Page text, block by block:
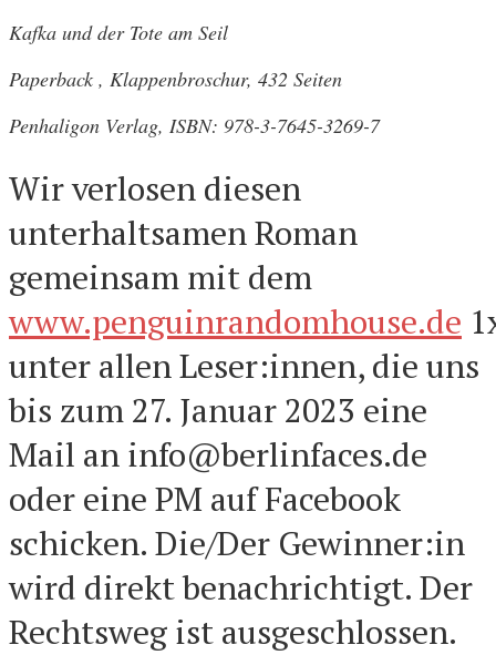
Kafka und der Tote am Seil
Paperback , Klappenbroschur, 432 Seiten
Penhaligon Verlag, ISBN: 978-3-7645-3269-7
Wir verlosen diesen
unterhaltsamen Roman
gemeinsam mit dem
www.penguinrandomhouse.de
unter allen Leser:innen, die uns
bis zum 27. Januar 2023 eine
Mail an info@berlinfaces.de
oder eine PM auf Facebook
schicken. Die/Der Gewinner:in
wird direkt benachrichtigt. Der
Rechtsweg ist ausgeschlossen.